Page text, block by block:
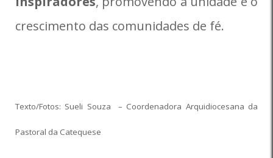
crescimento das comunidades de fé.
Texto/Fotos: Sueli Souza – Coordenadora Arquidiocesana da
Pastoral da Catequese